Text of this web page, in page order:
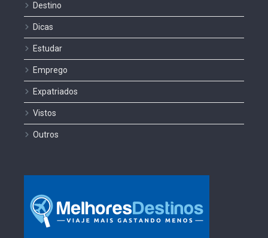
Destino
Dicas
Estudar
Emprego
Expatriados
Vistos
Outros